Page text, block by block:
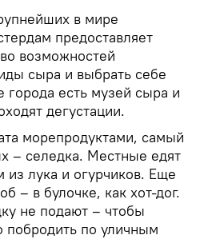
в мире
предоставляет
возможностей
сыра и выбрать себе
города есть музей сыра и
дегустации.
морепродуктами, самый
– селедка. Местные едят
из лука и огурчиков. Еще
– в булочке, как хот-дог.
не подают – чтобы
побродить по уличным